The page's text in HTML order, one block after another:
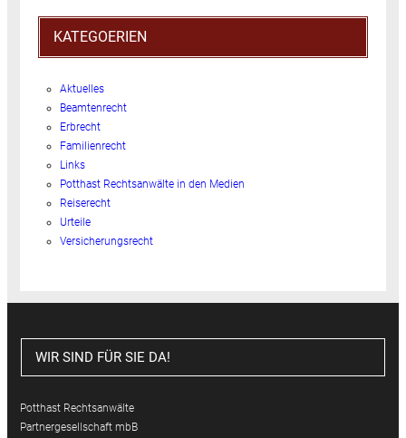
KATEGOERIEN
Aktuelles
Beamtenrecht
Erbrecht
Familienrecht
Links
Potthast Rechtsanwälte in den Medien
Reiserecht
Urteile
Versicherungsrecht
WIR SIND FÜR SIE DA!
Potthast Rechtsanwälte
Partnergesellschaft mbB